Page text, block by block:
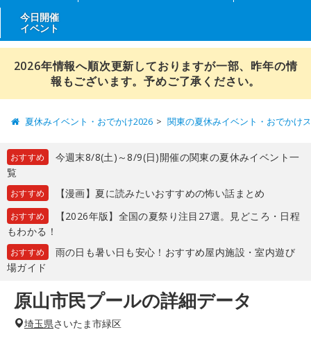
今日開催
イベント
2026年情報へ順次更新しておりますが一部、昨年の情
報もございます。予めご了承ください。
夏休みイベント・おでかけ2026 関東の夏休みイベント・おでかけ
おすすめ
今週末8/8(土)～8/9(日)開催の関東の夏休みイベント一
覧
おすすめ 【漫画】夏に読みたいおすすめの怖い話まとめ
おすすめ
【2026年版】全国の夏祭り注目27選。見どころ・日程
もわかる！
おすすめ
雨の日も暑い日も安心！おすすめ屋内施設・室内遊び
場ガイド
原山市民プールの詳細データ
埼玉県さいたま市緑区